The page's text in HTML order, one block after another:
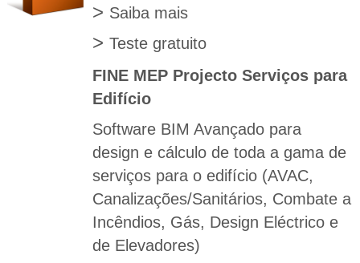
> Saiba mais
> Teste gratuito
FINE MEP Projecto Serviços para
Edifício
Software BIM Avançado para
design e cálculo de toda a gama de
serviços para o edifício (AVAC,
Canalizações/Sanitários, Combate a
Incêndios, Gás, Design Eléctrico e
de Elevadores)